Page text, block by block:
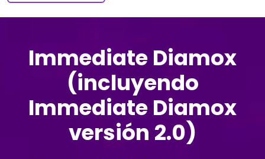
Immediate Diamox
(incluyendo
Immediate Diamox
versión 2.0)